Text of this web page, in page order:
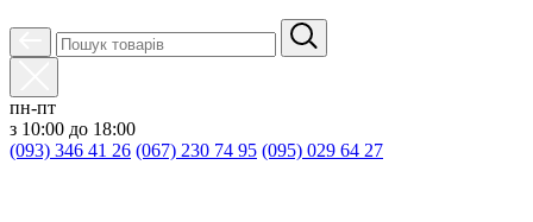
пн-пт
з 10:00 до 18:00
(093) 346 41 26 (067) 230 74 95 (095) 029 64 27